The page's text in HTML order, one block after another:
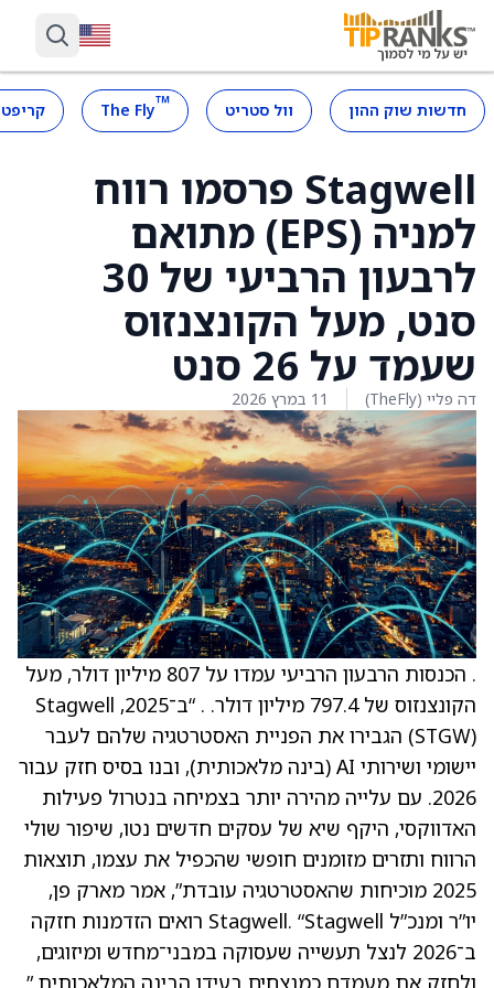
חדשות שוק ההון וול סטריט ™
The Fly
Stagwell פרסמו רווח
למניה (EPS) מתואם
לרבעון הרביעי של 30
סנט, מעל הקונצנזוס
שעמד על 26 סנט
דה פליי (TheFly) 11 במרץ 2026
. הכנסות הרבעון הרביעי עמדו על 807 מיליון דולר, מעל
הקונצנזוס של 797.4 מיליון דולר. . “ב־2025, Stagwell
‏(STGW) הגבירו את הפניית האסטרטגיה שלהם לעבר
יישומי ושירותי AI (בינה מלאכותית), ובנו בסיס חזק עבור
2026. עם עלייה מהירה יותר בצמיחה בנטרול פעילות
האדווקסי, היקף שיא של עסקים חדשים נטו, שיפור שולי
הרווח ותזרים מזומנים חופשי שהכפיל את עצמו, תוצאות
2025 מוכיחות שהאסטרטגיה עובדת”, אמר מארק פן,
יו”ר ומנכ”ל Stagwell. “Stagwell רואים הזדמנות חזקה
ב־2026 לנצל תעשייה שעסוקה במבני־מחדש ומיזוגים,
ולחזק את מעמדם כמנצחים בעידן הבינה המלאכותית.”